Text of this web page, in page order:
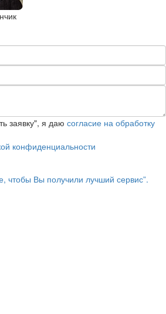
заявку", я даю согласие на обработку
конфиденциальности
чтобы Вы получили лучший сервис”.